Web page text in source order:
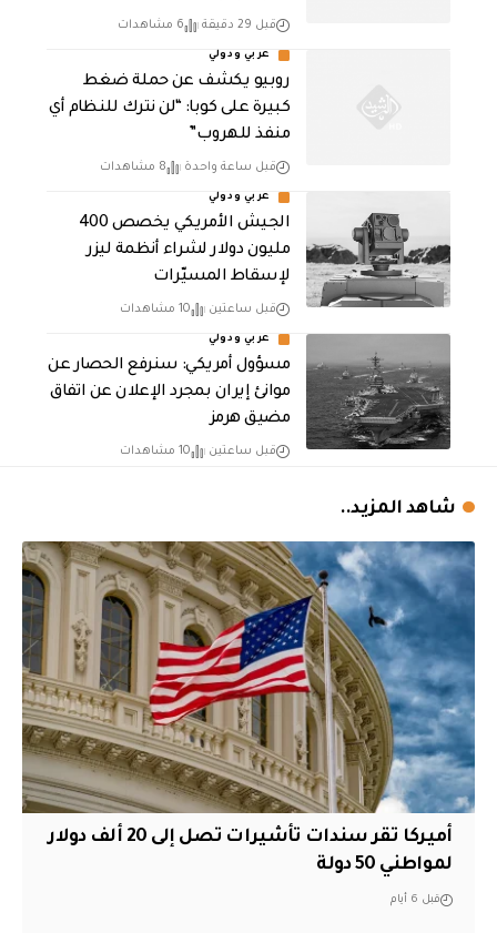
قبل 29 دقيقة 6 مشاهدات
عربي ودولي
روبيو يكشف عن حملة ضغط
كبيرة على كوبا: “لن نترك للنظام أي
منفذ للهروب”
قبل ساعة واحدة 8 مشاهدات
عربي ودولي
الجيش الأمريكي يخصص 400
مليون دولار لشراء أنظمة ليزر
لإسقاط المسيّرات
قبل ساعتين 10 مشاهدات
عربي ودولي
مسؤول أمريكي: سنرفع الحصار عن
موانئ إيران بمجرد الإعلان عن اتفاق
مضيق هرمز
قبل ساعتين 10 مشاهدات
شاهد المزيد..
أميركا تقر سندات تأشيرات تصل إلى 20 ألف دولار
لمواطني 50 دولة
قبل 6 أيام